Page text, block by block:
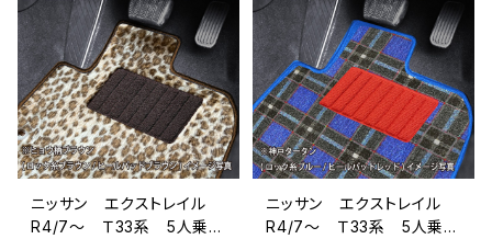
ニッサン エクストレイル
R4/7〜 Ｔ33系 5人乗
ニッサン エクストレイル
R4/7〜 Ｔ33系 5人乗